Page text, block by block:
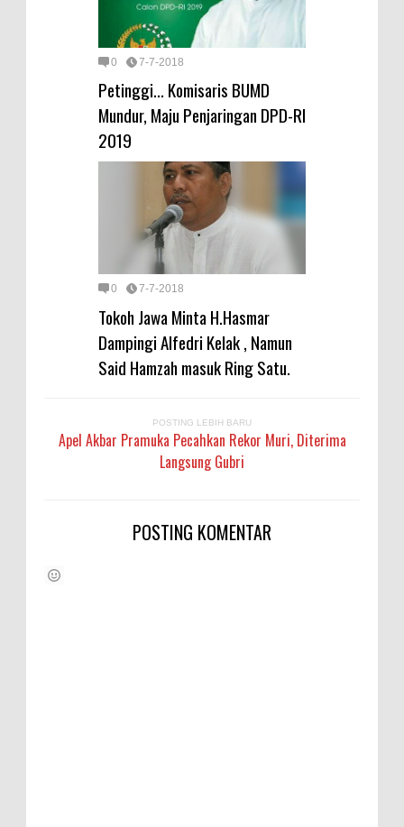
0 7-7-2018
Petinggi... Komisaris BUMD
Mundur, Maju Penjaringan DPD-RI
2019
0 7-7-2018
Tokoh Jawa Minta H.Hasmar
Dampingi Alfedri Kelak , Namun
Said Hamzah masuk Ring Satu.
POSTING LEBIH BARU
Apel Akbar Pramuka Pecahkan Rekor Muri, Diterima
Langsung Gubri
POSTING KOMENTAR